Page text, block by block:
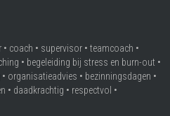
coach • supervisor • teamcoach •
• begeleiding bij stress en burn-out •
organisatieadvies • bezinningsdagen •
• daadkrachtig • respectvol •